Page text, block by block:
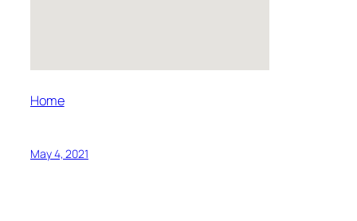
Home
May 4, 2021